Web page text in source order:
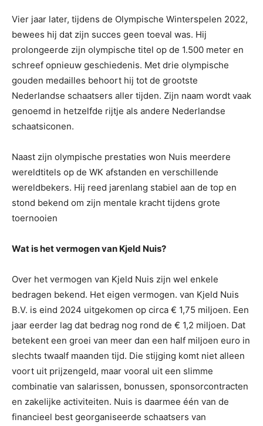
Vier jaar later, tijdens de Olympische Winterspelen 2022,
bewees hij dat zijn succes geen toeval was. Hij
prolongeerde zijn olympische titel op de 1.500 meter en
schreef opnieuw geschiedenis. Met drie olympische
gouden medailles behoort hij tot de grootste
Nederlandse schaatsers aller tijden. Zijn naam wordt vaak
genoemd in hetzelfde rijtje als andere Nederlandse
schaatsiconen.
Naast zijn olympische prestaties won Nuis meerdere
wereldtitels op de WK afstanden en verschillende
wereldbekers. Hij reed jarenlang stabiel aan de top en
stond bekend om zijn mentale kracht tijdens grote
toernooien
Wat is het vermogen van Kjeld Nuis?
Over het vermogen van Kjeld Nuis zijn wel enkele
bedragen bekend. Het eigen vermogen. van Kjeld Nuis
B.V. is eind 2024 uitgekomen op circa € 1,75 miljoen. Een
jaar eerder lag dat bedrag nog rond de € 1,2 miljoen. Dat
betekent een groei van meer dan een half miljoen euro in
slechts twaalf maanden tijd. Die stijging komt niet alleen
voort uit prijzengeld, maar vooral uit een slimme
combinatie van salarissen, bonussen, sponsorcontracten
en zakelijke activiteiten. Nuis is daarmee één van de
financieel best georganiseerde schaatsers van